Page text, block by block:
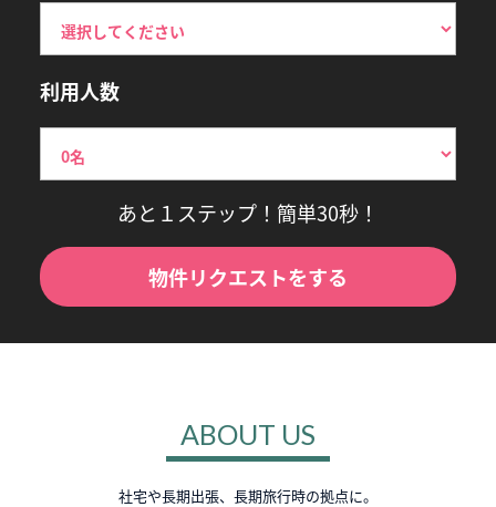
利用人数
あと１ステップ！簡単30秒！
物件リクエストをする
ABOUT US
社宅や長期出張、長期旅行時の拠点に。